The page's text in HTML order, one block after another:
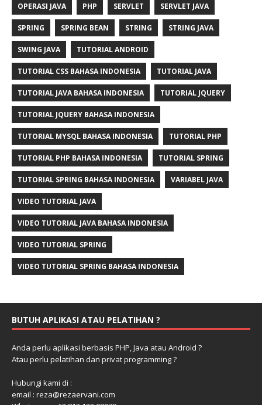
OPERASI JAVA PHP SERVLET SERVLET JAVA
SPRING SPRING BEAN STRING STRING JAVA
SWING JAVA TUTORIAL ANDROID
TUTORIAL CSS BAHASA INDONESIA TUTORIAL JAVA
TUTORIAL JAVA BAHASA INDONESIA TUTORIAL JQUERY
TUTORIAL JQUERY BAHASA INDONESIA
TUTORIAL MYSQL BAHASA INDONESIA TUTORIAL PHP
TUTORIAL PHP BAHASA INDONESIA TUTORIAL SPRING
TUTORIAL SPRING BAHASA INDONESIA VARIABEL JAVA
VIDEO TUTORIAL JAVA
VIDEO TUTORIAL JAVA BAHASA INDONESIA
VIDEO TUTORIAL SPRING
VIDEO TUTORIAL SPRING BAHASA INDONESIA
BUTUH APLIKASI ATAU PELATIHAN ?
Anda perlu aplikasi berbasis PHP, Java atau Android ?
Atau perlu pelatihan dan privat programming ?
Hubungi kami di :
email : reza@rezaervani.com